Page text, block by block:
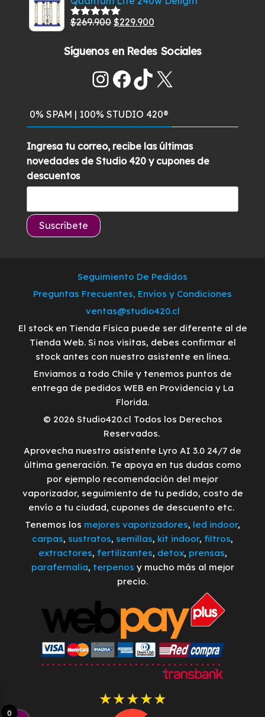
5
original
era:
actual
Valorado
$269.900 El
original
$269.900.
$229.900
actual
$229.900.
Síguenos en Redes Sociales
Instagram
Facebook
TikTok
X
0% SPAM | 100% STUDIO 420®
Ingresa tu correo, recibe las últimas
novedades de Studio 420 y cupones de
descuentos
Seguimiento De Pedidos
Preguntas Frecuentes, Envíos y Condiciones
ventas@studio420.cl
El stock en Tienda Física puede ser diferente al de
Tienda Web. Si nos visitas, debes confirmar el
stock antes con nuestro asistente en línea.
Enviamos a todo Chile y tenemos puntos de
entrega de pedidos WEB en Providencia y La
Florida.
© 2026 Studio420.cl Todos los Derechos
Reservados.
Aprovecha nuestro asistente Lyro AI 3.0 24/7 de
última generación. Te apoya en tus dudas como
por ejemplo recomendación del mejor
vaporizador, seguimiento de tu pedido, costo de
envío a tu ciudad, cupones de descuento etc.
Tenemos los mejores vaporizadores, led indoor,
carpas, sustratos, semillas, kit indoor, filtros,
extractores, fertilizantes, detox, prensas,
parafernalia, terpenos y mucho más al mejor
precio.
0